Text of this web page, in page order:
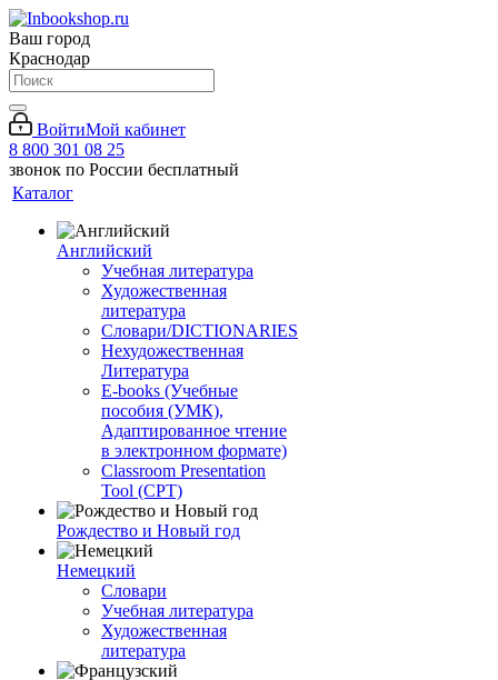
Ваш город
Краснодар
ВойтиМой кабинет
8 800 301 08 25
звонок по России бесплатный
Каталог
Английский
Учебная литература
Художественная
литература
Словари/DICTIONARIES
Нехудожественная
Литература
E-books (Учебные
пособия (УМК),
Адаптированное чтение
в электронном формате)
Classroom Presentation
Tool (CPT)
Рождество и Новый год
Немецкий
Словари
Учебная литература
Художественная
литература